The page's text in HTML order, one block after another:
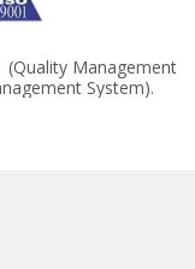
(Quality Management
System).